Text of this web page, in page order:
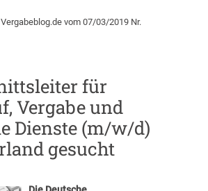
vom 07/03/2019 Nr.
für
Vergabe und
Dienste (m/w/d)
gesucht